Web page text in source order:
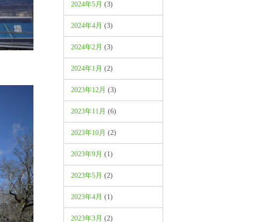
2024年5月 (3)
2024年4月 (3)
2024年2月 (3)
2024年1月 (2)
2023年12月 (3)
2023年11月 (6)
2023年10月 (2)
2023年9月 (1)
2023年5月 (2)
2023年4月 (1)
2023年3月 (2)